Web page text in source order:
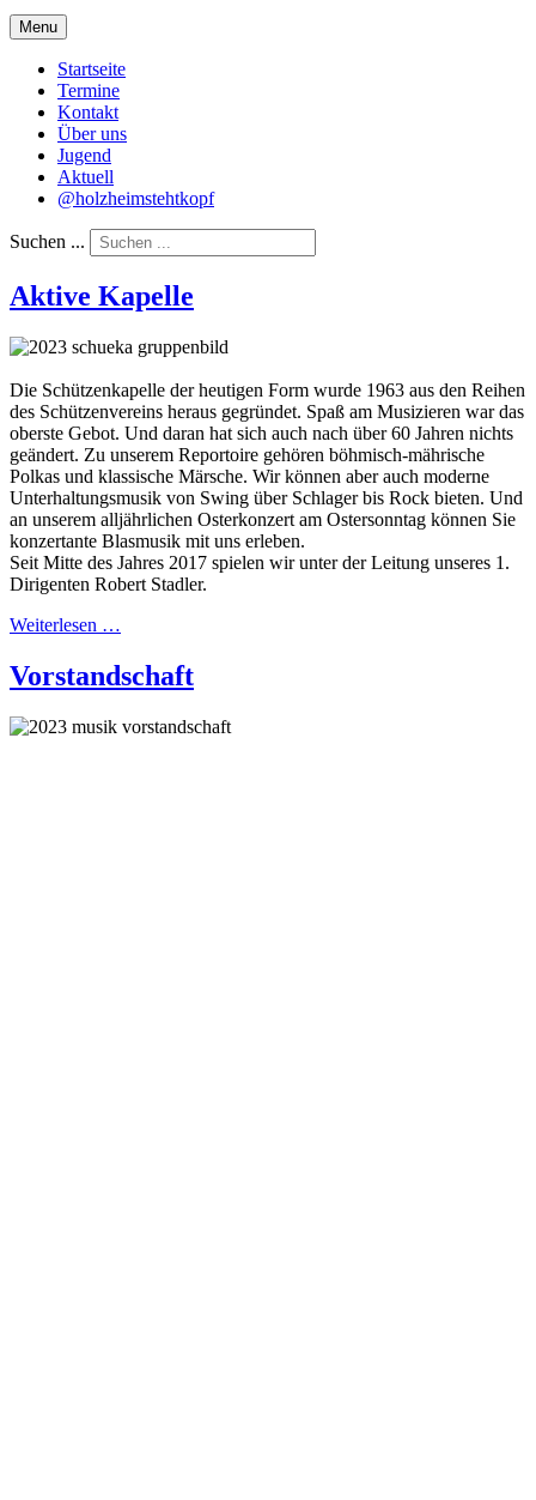
Menu
Startseite
Termine
Kontakt
Über uns
Jugend
Aktuell
@holzheimstehtkopf
Suchen ...
Aktive Kapelle
Die Schützenkapelle der heutigen Form wurde 1963 aus den Reihen
des Schützenvereins heraus gegründet. Spaß am Musizieren war das
oberste Gebot. Und daran hat sich auch nach über 60 Jahren nichts
geändert. Zu unserem Reportoire gehören böhmisch-mährische
Polkas und klassische Märsche. Wir können aber auch moderne
Unterhaltungsmusik von Swing über Schlager bis Rock bieten. Und
an unserem alljährlichen Osterkonzert am Ostersonntag können Sie
konzertante Blasmusik mit uns erleben.
Seit Mitte des Jahres 2017 spielen wir unter der Leitung unseres 1.
Dirigenten Robert Stadler.
Weiterlesen …
Vorstandschaft